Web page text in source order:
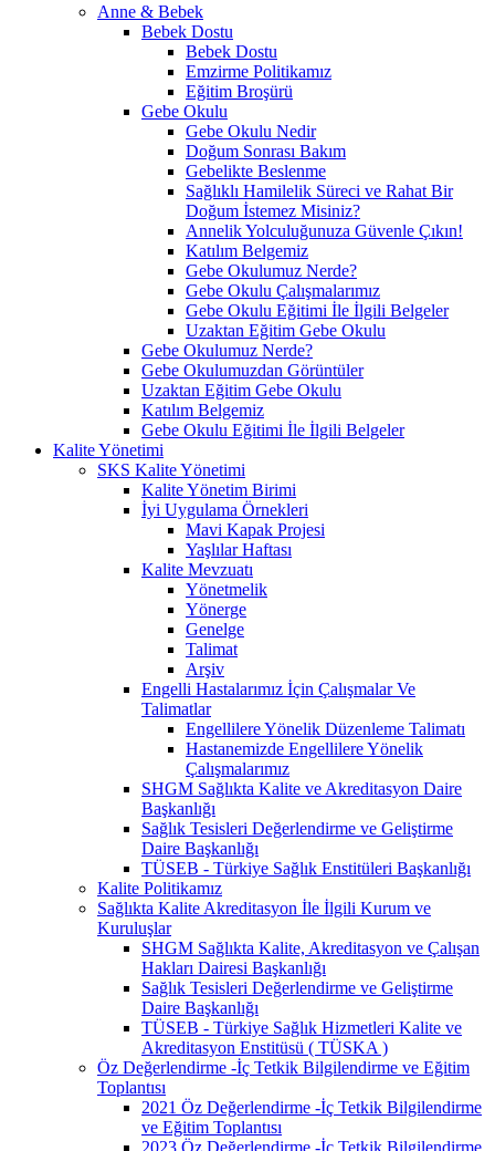
Anne & Bebek
Bebek Dostu
Bebek Dostu
Emzirme Politikamız
Eğitim Broşürü
Gebe Okulu
Gebe Okulu Nedir
Doğum Sonrası Bakım
Gebelikte Beslenme
Sağlıklı Hamilelik Süreci ve Rahat Bir
Doğum İstemez Misiniz?
Annelik Yolculuğunuza Güvenle Çıkın!
Katılım Belgemiz
Gebe Okulumuz Nerde?
Gebe Okulu Çalışmalarımız
Gebe Okulu Eğitimi İle İlgili Belgeler
Uzaktan Eğitim Gebe Okulu
Gebe Okulumuz Nerde?
Gebe Okulumuzdan Görüntüler
Uzaktan Eğitim Gebe Okulu
Katılım Belgemiz
Gebe Okulu Eğitimi İle İlgili Belgeler
Kalite Yönetimi
SKS Kalite Yönetimi
Kalite Yönetim Birimi
İyi Uygulama Örnekleri
Mavi Kapak Projesi
Yaşlılar Haftası
Kalite Mevzuatı
Yönetmelik
Yönerge
Genelge
Talimat
Arşiv
Engelli Hastalarımız İçin Çalışmalar Ve
Talimatlar
Engellilere Yönelik Düzenleme Talimatı
Hastanemizde Engellilere Yönelik
Çalışmalarımız
SHGM Sağlıkta Kalite ve Akreditasyon Daire
Başkanlığı
Sağlık Tesisleri Değerlendirme ve Geliştirme
Daire Başkanlığı
TÜSEB - Türkiye Sağlık Enstitüleri Başkanlığı
Kalite Politikamız
Sağlıkta Kalite Akreditasyon İle İlgili Kurum ve
Kuruluşlar
SHGM Sağlıkta Kalite, Akreditasyon ve Çalışan
Hakları Dairesi Başkanlığı
Sağlık Tesisleri Değerlendirme ve Geliştirme
Daire Başkanlığı
TÜSEB - Türkiye Sağlık Hizmetleri Kalite ve
Akreditasyon Enstitüsü ( TÜSKA )
Öz Değerlendirme -İç Tetkik Bilgilendirme ve Eğitim
Toplantısı
2021 Öz Değerlendirme -İç Tetkik Bilgilendirme
ve Eğitim Toplantısı
2023 Öz Değerlendirme -İç Tetkik Bilgilendirme